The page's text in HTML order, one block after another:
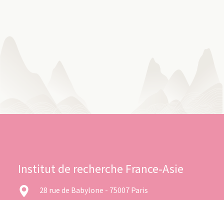
Institut de recherche France-Asie
28 rue de Babylone - 75007 Paris